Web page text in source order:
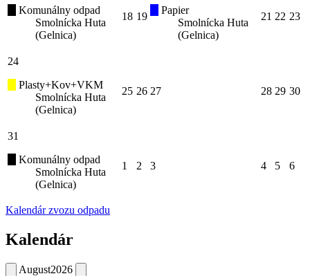
Komunálny odpad
Smolnícka Huta
(Gelnica)
18 19
Papier
Smolnícka Huta
(Gelnica)
21 22 23
24
Plasty+Kov+VKM
Smolnícka Huta
(Gelnica)
25 26 27 28 29 30
31
Komunálny odpad
Smolnícka Huta
(Gelnica)
1 2 3 4 5 6
Kalendár zvozu odpadu
Kalendár
August2026